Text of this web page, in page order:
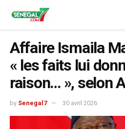
Affaire Ismaila
« les faits lui
raison… », selon
by Senegal7 30 avril 2026